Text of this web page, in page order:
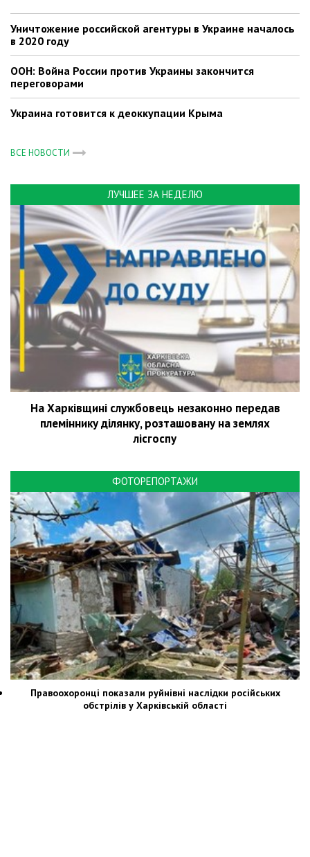
Уничтожение российской агентуры в Украине началось
в 2020 году
ООН: Война России против Украины закончится
переговорами
Украина готовится к деоккупации Крыма
ВСЕ НОВОСТИ
ЛУЧШЕЕ ЗА НЕДЕЛЮ
На Харківщині службовець незаконно передав
племіннику ділянку, розташовану на землях
лісгоспу
ФОТОРЕПОРТАЖИ
Правоохоронці показали руйнівні наслідки російських
обстрілів у Харківській області